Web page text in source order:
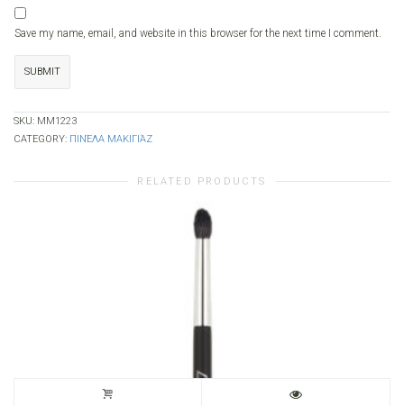
Save my name, email, and website in this browser for the next time I comment.
SKU: MM1223
CATEGORY: ΠΙΝΈΛΑ ΜΑΚΙΓΙΆΖ
RELATED PRODUCTS